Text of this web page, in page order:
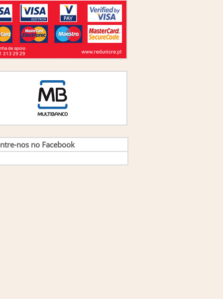
Lisboa, Arnaldo Coelho, Filipe Coelho e
(1)
M. Picado Horta(1)
M. S. Carvalho(4)
Manuel Lopes Gomes e Jorge Manuel
Pires(1)
Verissimo Lisboa e Carlos Ferreira Gomes(1)
Fernando Cunha Guimaraes(1)
Sá, Magda Pereira, Marcia Serra
Vasconcellos e Sá e Magda Pereira
Vasconcellos Sá,Magda Pereira,Fátima
Borges(1)
Vasconcelos e Sá(3)
António Afonseca e Gilberto Santos(1)
Carlos de Jesus Pedro(1)
Dantas(1)
Rui Nunes de Almeida(1)
nos no Facebook